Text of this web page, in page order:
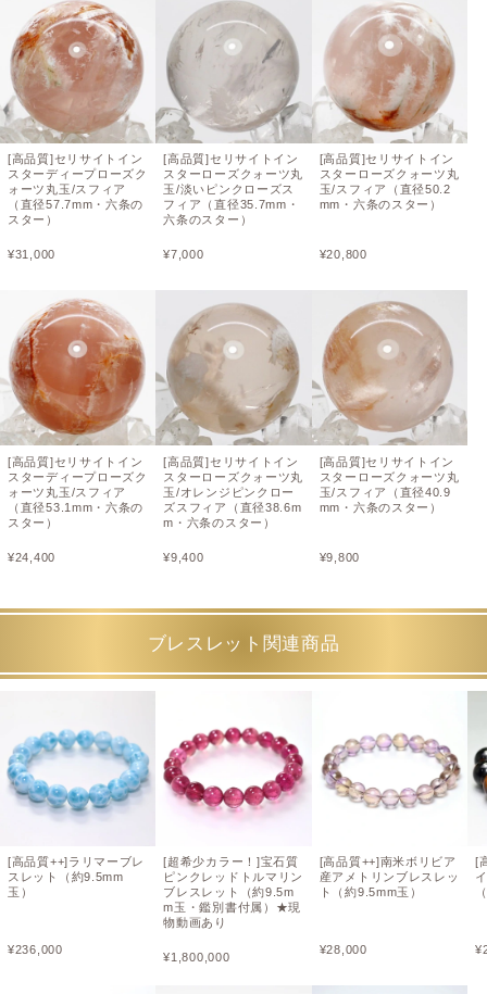
[高品質]セリサイトイン
スターディープローズク
ォーツ丸玉/スフィア
（直径57.7mm・六条の
スター）
¥31,000
[高品質]セリサイトイン
スターディープローズク
ォーツ丸玉/スフィア
（直径53.1mm・六条の
スター）
¥24,400
[高品質]セリサイトイン
スターローズクォーツ丸
玉/淡いピンクローズス
フィア（直径35.7mm・
六条のスター）
¥7,000
[高品質]セリサイトイン
スターローズクォーツ丸
玉/オレンジピンクロー
ズスフィア（直径38.6m
m・六条のスター）
¥9,400
[高品質]セリサイトイン
スターローズクォーツ丸
玉/スフィア（直径50.2
mm・六条のスター）
¥20,800
[高品質]セリサイトイン
スターローズクォーツ丸
玉/スフィア（直径40.9
mm・六条のスター）
¥9,800
ブレスレット関連商品
[高品質++]ラリマーブレ
スレット（約9.5mm
玉）
¥236,000
[超希少カラー！]宝石質
ピンクレッドトルマリン
ブレスレット（約9.5m
m玉・鑑別書付属）★現
物動画あり
¥1,800,000
[高品質++]南米ボリビア
産アメトリンブレスレッ
ト（約9.5mm玉）
¥28,000
[
¥